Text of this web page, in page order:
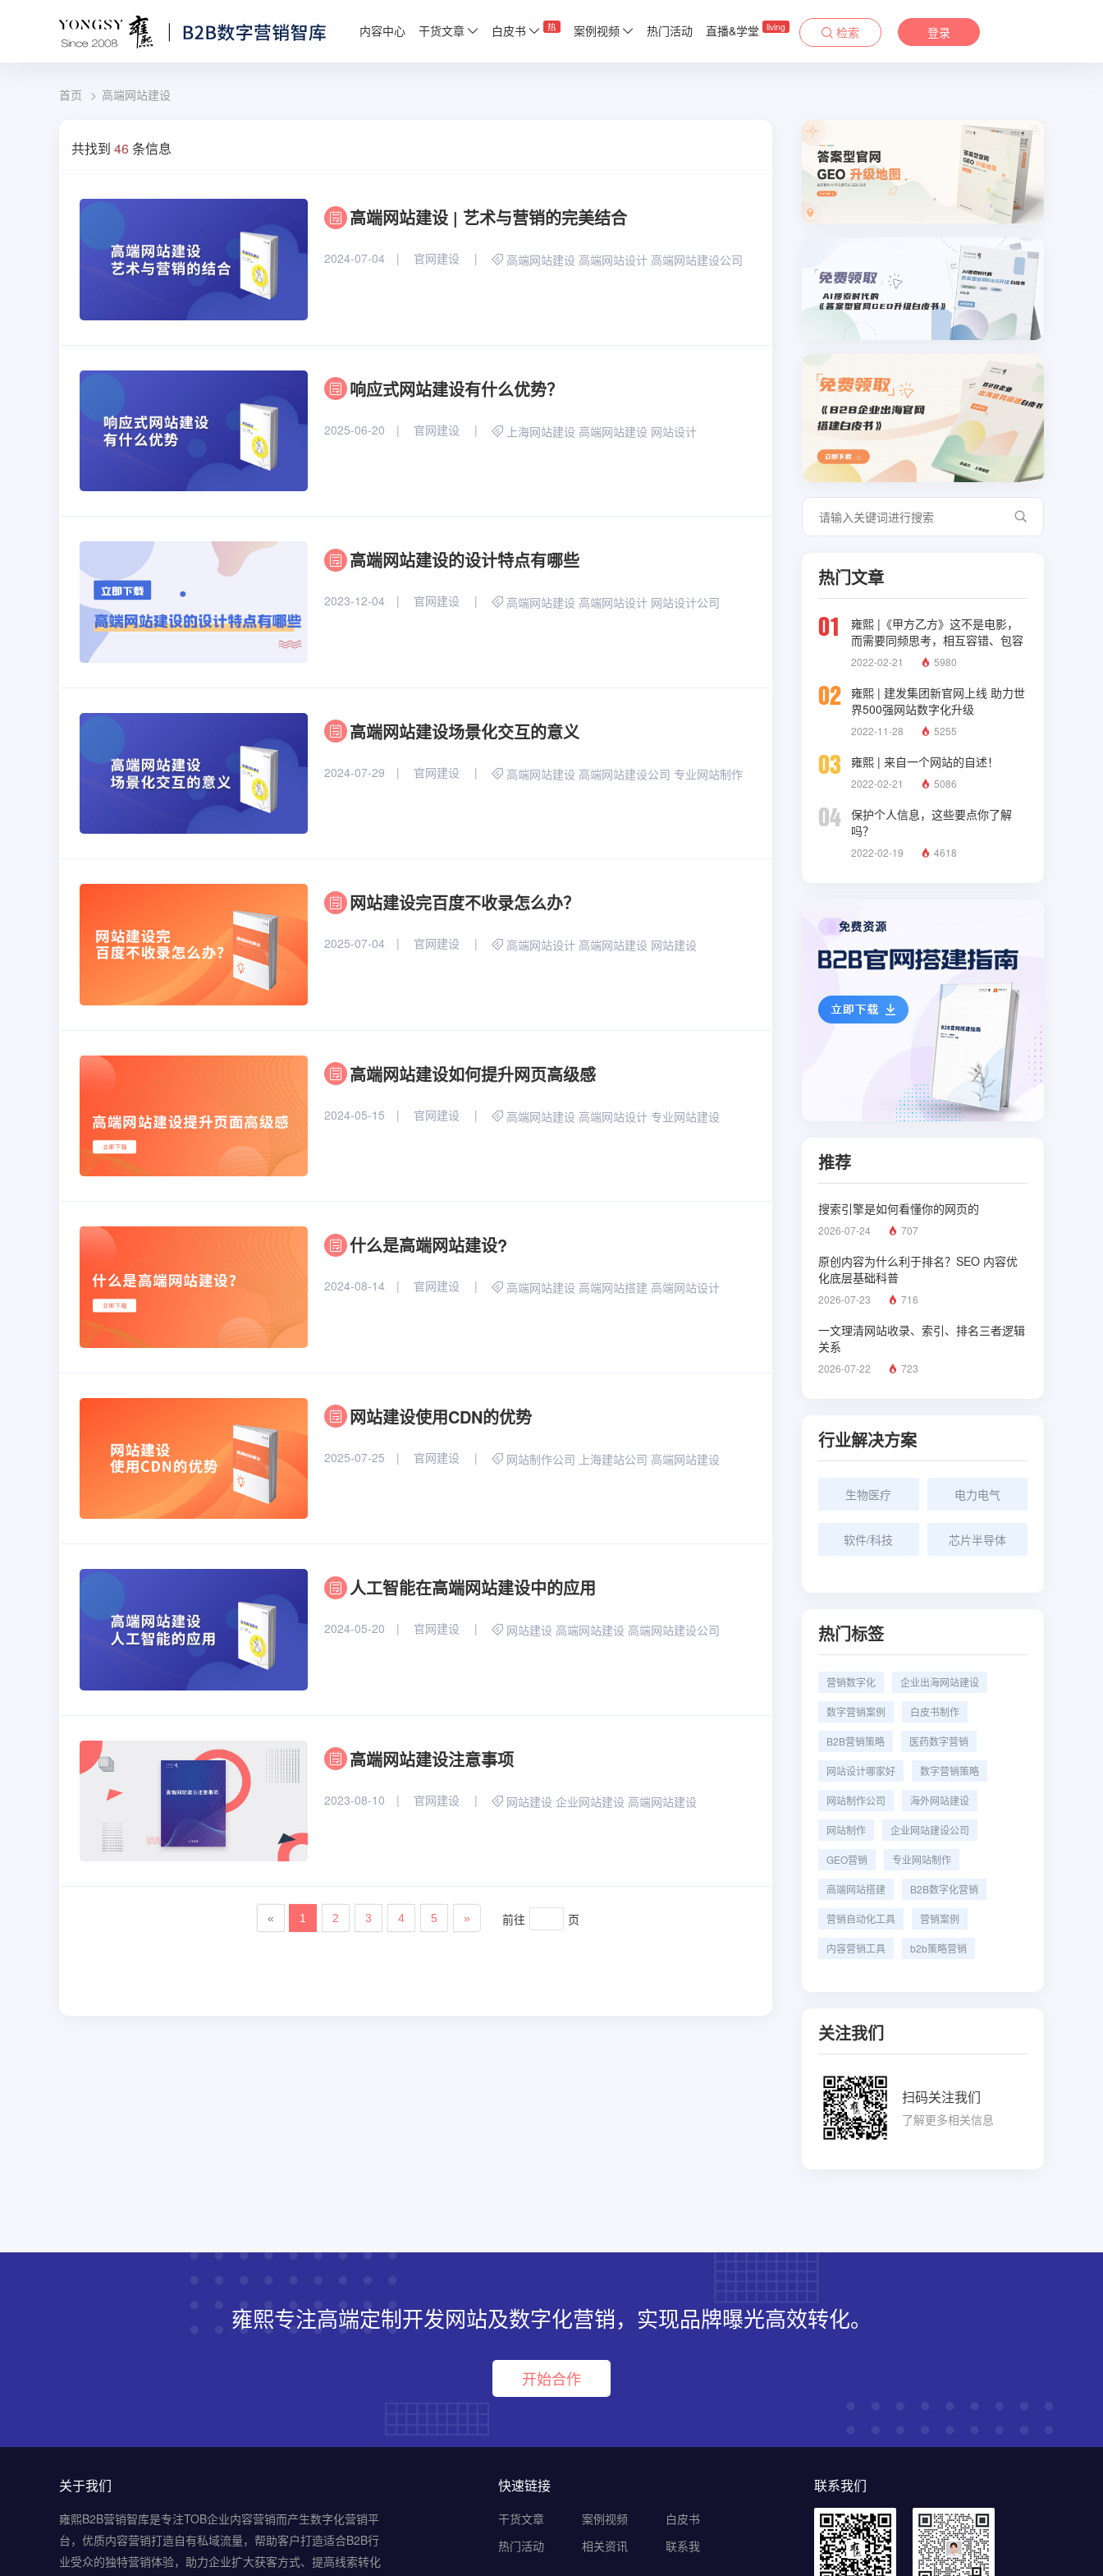
内容中心 干货文章 白皮书 热 案例视频 热门活动 直播&学堂 living 检索 登录
首页 高端网站建设
共找到 46条信息
高端网站建设 | 艺术与营销的完美结合
2024-07-04 官网建设 高端网站建设 高端网站设计 高端网站建设公司
响应式网站建设有什么优势？
2025-06-20 官网建设 上海网站建设 高端网站建设 网站设计
高端网站建设的设计特点有哪些
2023-12-04 官网建设 高端网站建设 高端网站设计 网站设计公司
高端网站建设场景化交互的意义
2024-07-29 官网建设 高端网站建设 高端网站建设公司 专业网站制作
网站建设完百度不收录怎么办？
2025-07-04 官网建设 高端网站设计 高端网站建设 网站建设
高端网站建设如何提升网页高级感
2024-05-15 官网建设 高端网站建设 高端网站设计 专业网站建设
什么是高端网站建设?
2024-08-14 官网建设 高端网站建设 高端网站搭建 高端网站设计
网站建设使用CDN的优势
2025-07-25 官网建设 网站制作公司 上海建站公司 高端网站建设
人工智能在高端网站建设中的应用
2024-05-20 官网建设 网站建设 高端网站建设 高端网站建设公司
高端网站建设注意事项
2023-08-10 官网建设 网站建设 企业网站建设 高端网站建设
« 1 2 3 4 5 » 前往 页
热门文章
01
雍熙 |《甲方乙方》这不是电影，
而需要同频思考，相互容错、包容
与理解
2022-02-21 5980
02 雍熙 | 建发集团新官网上线 助力世
界500强网站数字化升级
2022-11-28 5255
03 雍熙 | 来自一个网站的自述！
2022-02-21 5086
04
保护个人信息，这些要点你了解
吗？
2022-02-19 4618
推荐
搜索引擎是如何看懂你的网页的
2026-07-24 707
原创内容为什么利于排名？SEO 内容优
化底层基础科普
2026-07-23 716
一文理清网站收录、索引、排名三者逻辑
关系
2026-07-22 723
行业解决方案
生物医疗 电力电气
软件/科技 芯片半导体
热门标签
营销数字化 企业出海网站建设
数字营销案例 白皮书制作
B2B营销策略 医药数字营销
网站设计哪家好 数字营销策略
网站制作公司 海外网站建设
网站制作 企业网站建设公司
GEO营销 专业网站制作
高端网站搭建 B2B数字化营销
营销自动化工具 营销案例
内容营销工具 b2b策略营销
关注我们
扫码关注我们
了解更多相关信息
雍熙专注高端定制开发网站及数字化营销，实现品牌曝光高效转化。
开始合作
关于我们
雍熙B2B营销智库是专注TOB企业内容营销而产生数字化营销平
台，优质内容营销打造自有私域流量，帮助客户打造适合B2B行
业受众的独特营销体验，助力企业扩大获客方式、提高线索转化
快速链接
干货文章 案例视频
白皮书
热门活动
相关资讯 联系我
联系我们